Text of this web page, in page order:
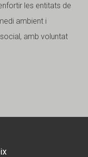
les entitats de
ambient i
amb voluntat